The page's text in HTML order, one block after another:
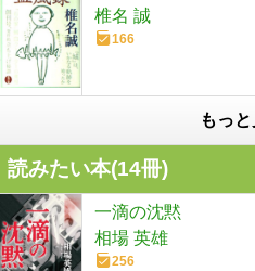
椎名 誠
166
もっ
読みたい本(14冊)
一滴の沈黙
相場 英雄
256